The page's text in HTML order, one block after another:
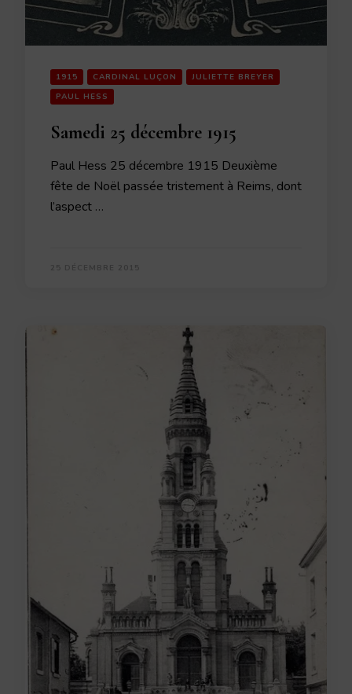
1915 CARDINAL LUÇON
JULIETTE BREYER
PAUL HESS
Samedi 25 décembre 1915
Paul Hess 25 décembre 1915 Deuxième
fête de Noël passée tristement à Reims, dont
l’as­pect …